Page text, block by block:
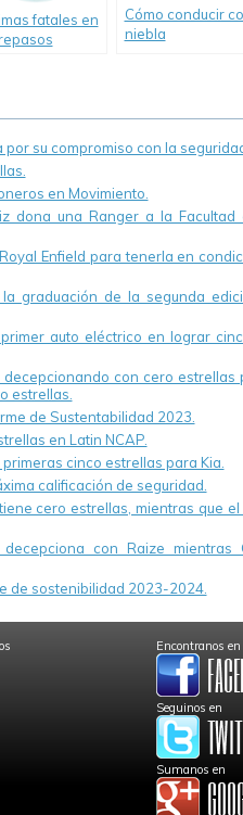
fatales en
Cómo conducir
niebla
su compromiso con la
en Movimiento.
dona una Ranger a la
Enfield para tenerla en
graduación de la segunda
auto eléctrico en lograr
con cero estrellas
estrellas.
de Sustentabilidad 2023.
en Latin NCAP.
cinco estrellas para Kia.
calificación de seguridad.
cero estrellas, mientras que
con Raize mientras
de sostenibilidad 2023-2024.
Encontranos en
Seguinos en
Sumanos en